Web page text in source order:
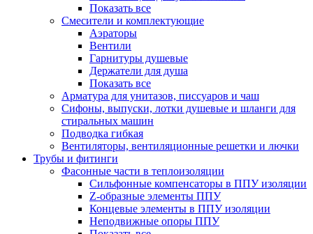
Показать все
Смесители и комплектующие
Аэраторы
Вентили
Гарнитуры душевые
Держатели для душа
Показать все
Арматура для унитазов, писсуаров и чаш
Сифоны, выпуски, лотки душевые и шланги для
стиральных машин
Подводка гибкая
Вентиляторы, вентиляционные решетки и лючки
Трубы и фитинги
Фасонные части в теплоизоляции
Cильфонные компенсаторы в ППУ изоляции
Z-образные элементы ППУ
Концевые элементы в ППУ изоляции
Неподвижные опоры ППУ